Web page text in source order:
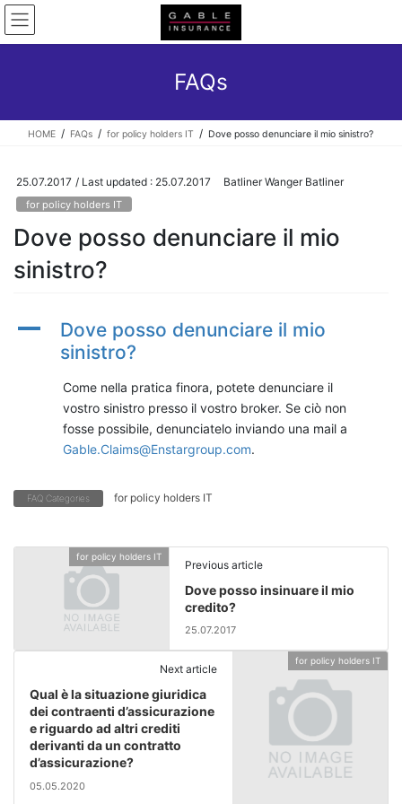
Skip
the
Skip
the
FAQs
HOME FAQs for policy holders IT Dove posso denunciare il mio sinistro?
25.07.2017 / Last updated : 25.07.2017 Batliner Wanger Batliner
for policy holders IT
Dove posso denunciare il mio
sinistro?
A
Dove posso denunciare il mio
sinistro?
Come nella pratica finora, potete denunciare il
vostro sinistro presso il vostro broker. Se ciò non
fosse possibile, denunciatelo inviando una mail a
Gable.Claims@Enstargroup.com.
FAQ Categories for policy holders IT
for policy holders IT
Previous article
Dove posso insinuare il mio
credito?
25.07.2017
for policy holders IT
Next article
Qual è la situazione giuridica
dei contraenti d’assicurazione
e riguardo ad altri crediti
derivanti da un contratto
d’assicurazione?
05.05.2020